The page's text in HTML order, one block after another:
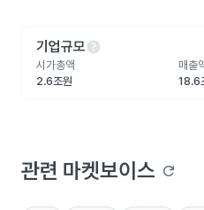
기업규모help
시가총액
2.6조원
매출
18.6
관련 마켓보이스 refresh